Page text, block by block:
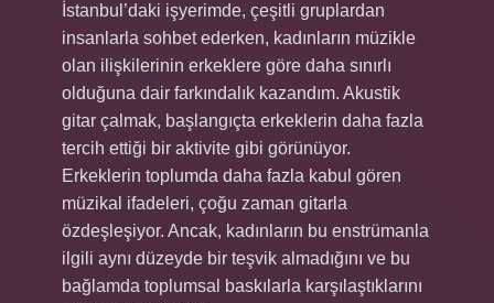
İstanbul’daki işyerimde, çeşitli gruplardan
insanlarla sohbet ederken, kadınların müzikle
olan ilişkilerinin erkeklere göre daha sınırlı
olduğuna dair farkındalık kazandım. Akustik
gitar çalmak, başlangıçta erkeklerin daha fazla
tercih ettiği bir aktivite gibi görünüyor.
Erkeklerin toplumda daha fazla kabul gören
müzikal ifadeleri, çoğu zaman gitarla
özdeşleşiyor. Ancak, kadınların bu enstrümanla
ilgili aynı düzeyde bir teşvik almadığını ve bu
bağlamda toplumsal baskılarla karşılaştıklarını